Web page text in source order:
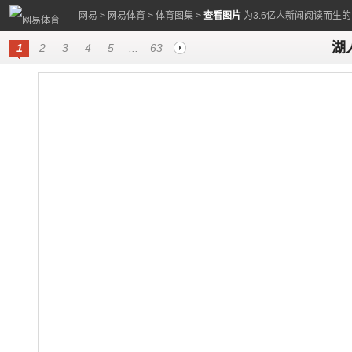
网易 > 网易体育 > 体育图集 > 查看图片 为3.6亿人新闻阅读而生
1 2 3 4 5 63 湖